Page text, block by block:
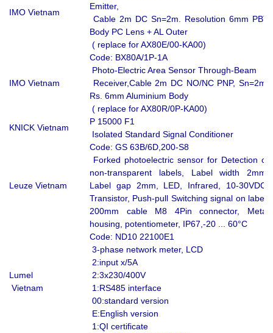
IMO Vietnam
Emitter,
Cable 2m DC Sn=2m. Resolution 6mm PBT
Body PC Lens + AL Outer
( replace for AX80E/00-KA00)
IMO Vietnam
Code: BX80A/1P-1A
Photo-Electric Area Sensor Through-Beam
Receiver,Cable 2m DC NO/NC PNP, Sn=2m,
Rs. 6mm Aluminium Body
( replace for AX80R/0P-KA00)
KNICK Vietnam
P 15000 F1
Isolated Standard Signal Conditioner
Leuze Vietnam
Code: GS 63B/6D,200-S8
Forked photoelectric sensor for Detection of
non-transparent labels, Label width 2mm,
Label gap 2mm, LED, Infrared, 10-30VDC,
Transistor, Push-pull Switching signal on label,
200mm cable M8 4Pin connector, Metal
housing, potentiometer, IP67,-20 ... 60°C
Lumel
Vietnam
Code: ND10 22100E1
3-phase network meter, LCD
2:input x/5A
2:3x230/400V
1:RS485 interface
00:standard version
E:English version
1:QI certificate